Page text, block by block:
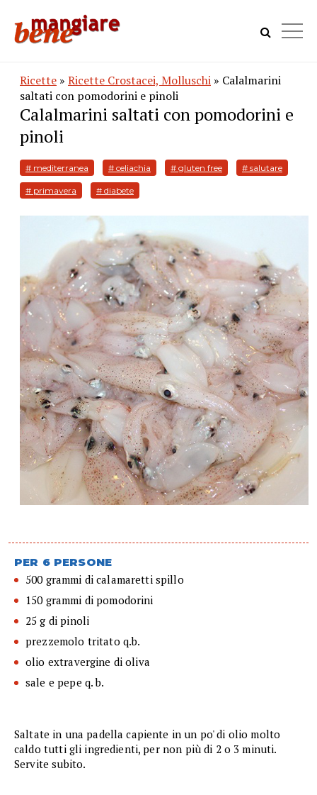
Ricette » Ricette Crostacei, Molluschi » Calalmarini
saltati con pomodorini e pinoli
Calalmarini saltati con pomodorini e
pinoli
# mediterranea # celiachia # gluten free # salutare
# primavera # diabete
PER 6 PERSONE
500 grammi di calamaretti spillo
150 grammi di pomodorini
25 g di pinoli
prezzemolo tritato q.b.
olio extravergine di oliva
sale e pepe q. b.
Saltate in una padella capiente in un po' di olio molto
caldo tutti gli ingredienti, per non più di 2 o 3 minuti.
Servite subito.